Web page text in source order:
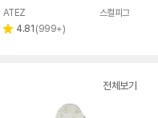
ATEZ
별 4.81 리
(999+)
스컬피그
전체보기